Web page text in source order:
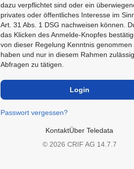
dazu verpflichtet sind oder ein
privates oder öffentliches Interesse im
Art. 31 Abs. 1 DSG nachweisen können.
das Klicken des Anmelde-Knopfes
von dieser Regelung Kenntnis genommen
haben und nur in diesem Rahmen
Abfragen zu tätigen.
Passwort vergessen?
KontaktÜber Teledata
© 2026 CRIF AG 14.7.7